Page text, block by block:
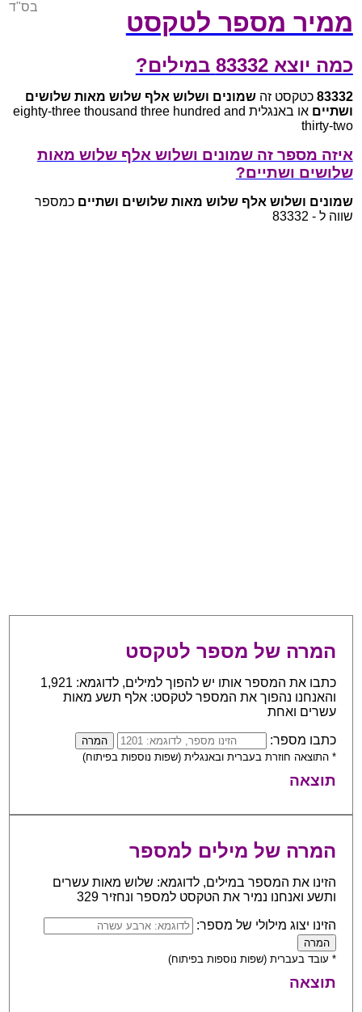
ממיר מספר לטקסט
בס"ד
כמה יוצא 83332 במילים?
83332 כטקסט זהשמונים ושלוש אלף שלוש מאות שלושים
ושתיים
או באנגלית eighty-three thousand three hundred and
thirty-two
איזה מספר זה שמונים ושלוש אלף שלוש מאות
שלושים ושתיים?
שמונים ושלוש אלף שלוש מאות שלושים ושתיים כמספר
שווה ל - 83332
המרה של מספר לטקסט
כתבו את המספר אותו יש להפוך למילים, לדוגמא: 1,921
והאנחנו נהפוך את המספר לטקסט: אלף תשע מאות
עשרים ואחת
כתבו מספר:
* התוצאה חוזרת בעברית ובאנגלית (שפות נוספות בפיתוח)
תוצאה
המרה של מילים למספר
הזינו את המספר במילים, לדוגמא: שלוש מאות עשרים
ותשע ואנחנו נמיר את הטקסט למספר ונחזיר 329
הזינו יצוג מילולי של מספר:
* עובד בעברית (שפות נוספות בפיתוח)
תוצאה